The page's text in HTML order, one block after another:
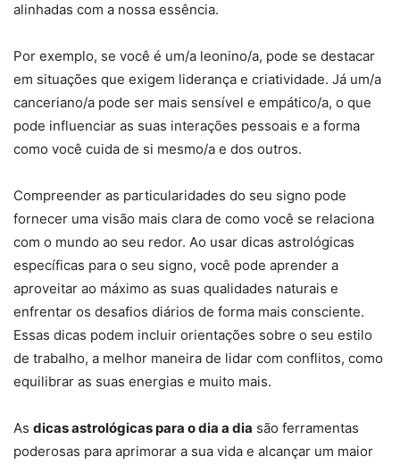
alinhadas com a nossa essência.
Por exemplo, se você é um/a leonino/a, pode se destacar
em situações que exigem liderança e criatividade. Já um/a
canceriano/a pode ser mais sensível e empático/a, o que
pode influenciar as suas interações pessoais e a forma
como você cuida de si mesmo/a e dos outros.
Compreender as particularidades do seu signo pode
fornecer uma visão mais clara de como você se relaciona
com o mundo ao seu redor. Ao usar dicas astrológicas
específicas para o seu signo, você pode aprender a
aproveitar ao máximo as suas qualidades naturais e
enfrentar os desafios diários de forma mais consciente.
Essas dicas podem incluir orientações sobre o seu estilo
de trabalho, a melhor maneira de lidar com conflitos, como
equilibrar as suas energias e muito mais.
As dicas astrológicas para o dia a dia são ferramentas
poderosas para aprimorar a sua vida e alcançar um maior